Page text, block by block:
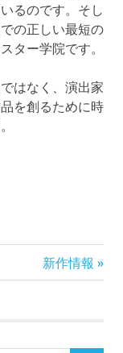
るのです。そし
の正しい最短の
ター学院です。
はなく、演出家
を創るために時
次
の
新作情報